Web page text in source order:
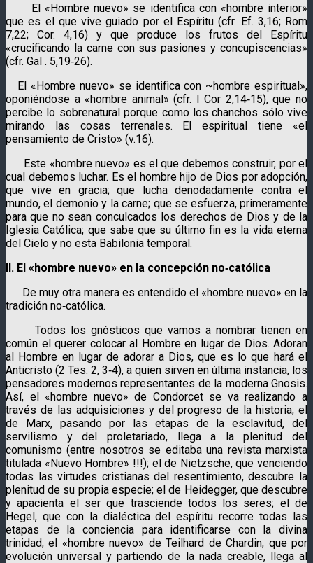
El «Hombre nuevo» se identifica con «hombre interior»
que es el que vive guiado por el Espíritu (cfr. Ef. 3,16; Rom
7,22; Cor. 4,16) y que produce los frutos del Espíritu
«crucificando la carne con sus pasiones y concupiscencias»
(cfr. Gal . 5,19‑26).
El «Hombre nuevo» se identifica con ~hombre espiritual»,
oponiéndose a «hombre animal» (cfr. I Cor 2,14‑15), que no
percibe lo sobrenatural porque como los chanchos sólo vive
mirando las cosas terrenales. El espiritual tiene «el
pensamiento de Cristo» (v.16).
Este «hombre nuevo» es el que debemos construir, por el
cual debemos luchar. Es el hombre hijo de Dios por adopción,
que vive en gracia; que lucha denodadamente contra el
mundo, el demonio y la carne; que se esfuerza, primeramente
para que no sean conculcados los derechos de Dios y de la
Iglesia Católica; que sabe que su último fin es la vida eterna
del Cielo y no esta Babilonia temporal.
II. El «hombre nuevo» en la concepción no‑católica
De muy otra manera es entendido el «hombre nuevo» en la
tradición no‑católica.
Todos los gnósticos que vamos a nombrar tienen en
común el querer colocar al Hombre en lugar de Dios. Adoran
al Hombre en lugar de adorar a Dios, que es lo que hará el
Anticristo (2 Tes. 2, 3‑4), a quien sirven en última instancia, los
pensadores modernos representantes de la moderna Gnosis.
Así, el «hombre nuevo» de Condorcet se va realizando a
través de las adquisiciones y del progreso de la historia; el
de Marx, pasando por las etapas de la esclavitud, del
servilismo y del proletariado, llega a la plenitud del
comunismo (entre nosotros se editaba una revista marxista
titulada «Nuevo Hombre» !!!); el de Nietzsche, que venciendo
todas las virtudes cristianas del resentimiento, descubre la
plenitud de su propia especie; el de Heidegger, que descubre
y apacienta el ser que trasciende todos los seres; el de
Hegel, que con la dialéctica del espíritu recorre todas las
etapas de la conciencia para identificarse con la divina
trinidad; el «hombre nuevo» de Teilhard de Chardin, que por
evolución universal y partiendo de la nada creable, llega al